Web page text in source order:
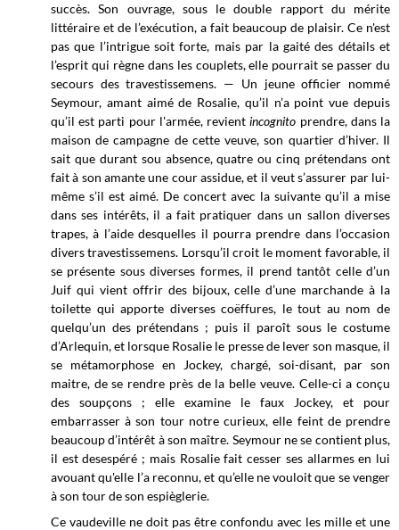
succès. Son ouvrage, sous le double rapport du mérite
littéraire et de l’exécution, a fait beaucoup de plaisir. Ce n'est
pas que l’intrigue soit forte, mais par la gaité des détails et
l’esprit qui règne dans les couplets, elle pourrait se passer du
secours des travestissemens. — Un jeune officier nommé
Seymour, amant aimé de Rosalie, qu’il n’a point vue depuis
qu’il est parti pour l'armée, revientincognito prendre, dans la
maison de campagne de cette veuve, son quartier d’hiver. Il
sait que durant sou absence, quatre ou cinq prétendans ont
fait à son amante une cour assidue, et il veut s’assurer par lui-
même s’il est aimé. De concert avec la suivante qu’il a mise
dans ses intérêts, il a fait pratiquer dans un sallon diverses
trapes, à l’aide desquelles il pourra prendre dans l’occasion
divers travestissemens. Lorsqu’il croit le moment favorable, il
se présente sous diverses formes, il prend tantôt celle d’un
Juif qui vient offrir des bijoux, celle d’une marchande à la
toilette qui apporte diverses coëffures, le tout au nom de
quelqu’un des prétendans ; puis il paroît sous le costume
d’Arlequin, et lorsque Rosalie le presse de lever son masque, il
se métamorphose en Jockey, chargé, soi-disant, par son
maitre, de se rendre près de la belle veuve. Celle-ci a conçu
des soupçons ; elle examine le faux Jockey, et pour
embarrasser à son tour notre curieux, elle feint de prendre
beaucoup d’intérêt à son maître. Seymour ne se contient plus,
il est desespéré ; mais Rosalie fait cesser ses allarmes en lui
avouant qu'elle l’a reconnu, et qu’elle ne vouloit que se venger
à son tour de son espièglerie.
Ce vaudeville ne doit pas être confondu avec les mille et une